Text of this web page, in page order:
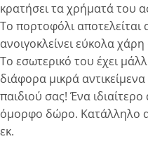
κρατήσει τα χρήματά του
Το πορτοφόλι αποτελείται
ανοιγοκλείνει εύκολα
Το εσωτερικό του έχει
διάφορα μικρά
παιδιού σας! Ένα
όμορφο δώρο. Κατάλληλο
εκ.